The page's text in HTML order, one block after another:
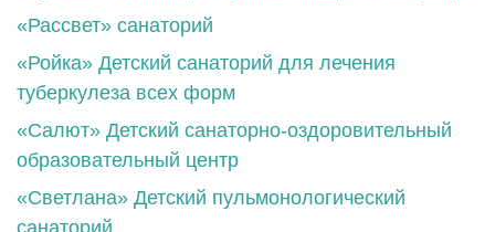
«Рассвет» санаторий
«Ройка» Детский санаторий для лечения
туберкулеза всех форм
«Салют» Детский санаторно-оздоровительный
образовательный центр
«Светлана» Детский пульмонологический
санаторий